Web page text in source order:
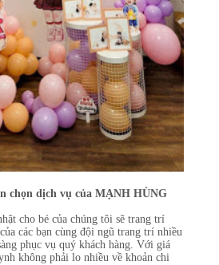
chọn dịch vụ của MẠNH HÙNG
cho bé của chúng tôi sẽ trang trí
các bạn cùng đội ngũ trang trí nhiều
phục vụ quý khách hàng. Với giá
không phải lo nhiều về khoản chi